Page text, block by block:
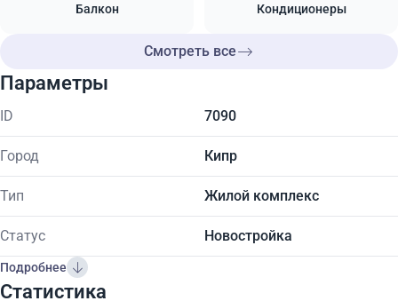
Балкон Кондиционеры
Смотреть все
Параметры
ID 7090
Город Кипр
Тип Жилой комплекс
Статус Новостройка
Подробнее
Статистика